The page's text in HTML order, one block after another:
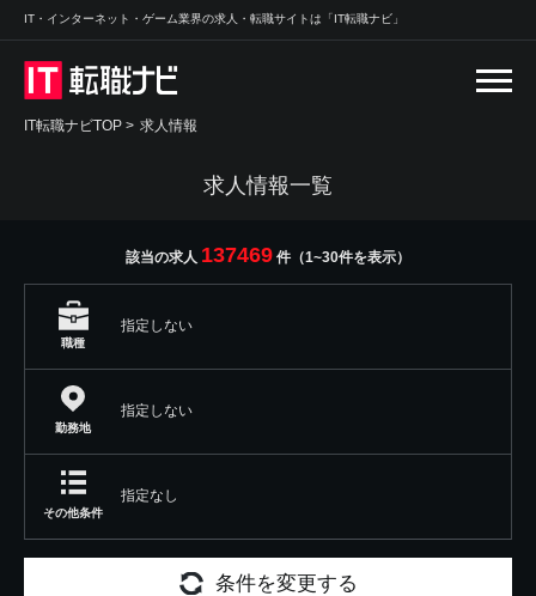
IT・インターネット・ゲーム業界の求人・転職サイトは「IT転職ナビ」
IT転職ナビTOP > 求人情報
求人情報一覧
該当の求人 137469 件（1~30件を表示）
職種
指定しない
勤務地
指定しない
その他条件
指定なし
条件を変更する